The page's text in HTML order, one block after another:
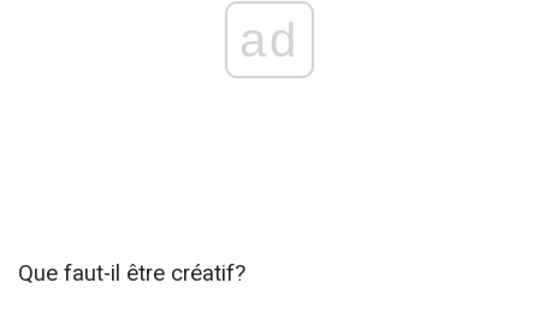
ad
Que faut-il être créatif?